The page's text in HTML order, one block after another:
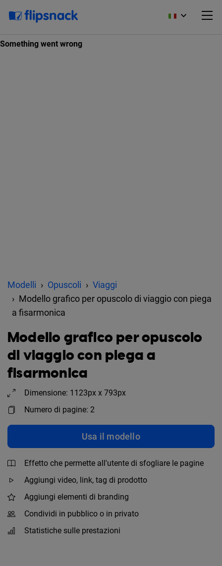
Modelli Opuscoli
Viaggi
Modello grafico per opuscolo di viaggio con piega
a fisarmonica
Modello grafico per opuscolo
di viaggio con piega a
fisarmonica
Dimensione: 1123px x 793px
Numero di pagine: 2
Usa il modello
Effetto che permette all'utente di sfogliare le pagine
Aggiungi video, link, tag di prodotto
Aggiungi elementi di branding
Condividi in pubblico o in privato
Statistiche sulle prestazioni